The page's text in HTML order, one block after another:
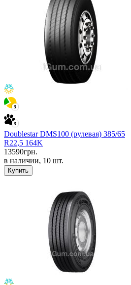
Doublestar DMS100 (рулевая) 385/65
R22,5 164K
13590грн.
в наличии, 10 шт.
Купить